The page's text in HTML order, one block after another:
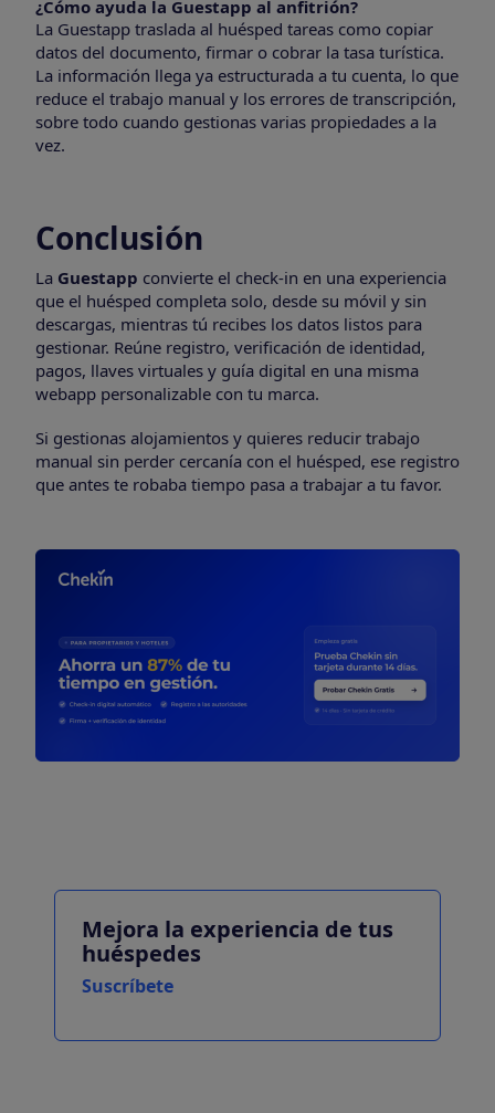
¿Cómo ayuda la Guestapp al anfitrión?
La Guestapp traslada al huésped tareas como copiar
datos del documento, firmar o cobrar la tasa turística.
La información llega ya estructurada a tu cuenta, lo que
reduce el trabajo manual y los errores de transcripción,
sobre todo cuando gestionas varias propiedades a la
vez.
Conclusión
La Guestapp convierte el check-in en una experiencia
que el huésped completa solo, desde su móvil y sin
descargas, mientras tú recibes los datos listos para
gestionar. Reúne registro, verificación de identidad,
pagos, llaves virtuales y guía digital en una misma
webapp personalizable con tu marca.
Si gestionas alojamientos y quieres reducir trabajo
manual sin perder cercanía con el huésped, ese registro
que antes te robaba tiempo pasa a trabajar a tu favor.
Mejora la experiencia de tus
huéspedes
Suscríbete